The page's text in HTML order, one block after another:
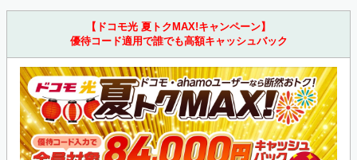
【ドコモ光 夏トクMAX!キャンペーン】
優待コード適用で誰でも高額キャッシュバック